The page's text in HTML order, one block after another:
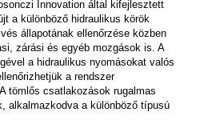
Innovation által kifejlesztett
a különböző hidraulikus körök
állapotának ellenőrzése közben
zárási és egyéb mozgások is. A
a hidraulikus nyomásokat valós
a rendszer
tömlős csatlakozások rugalmas
alkalmazkodva a különböző típusú